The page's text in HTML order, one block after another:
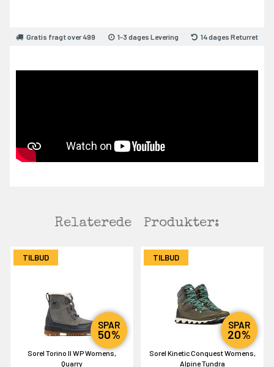
Gratis fragt over 499 1-3 dages Levering 14 dages Returret
Relaterede Produkter:
TILBUD
SPAR
50%
Sorel Torino II WP Womens,
Quarry
TILBUD
SPAR
20%
Sorel Kinetic Conquest Womens,
Alpine Tundra